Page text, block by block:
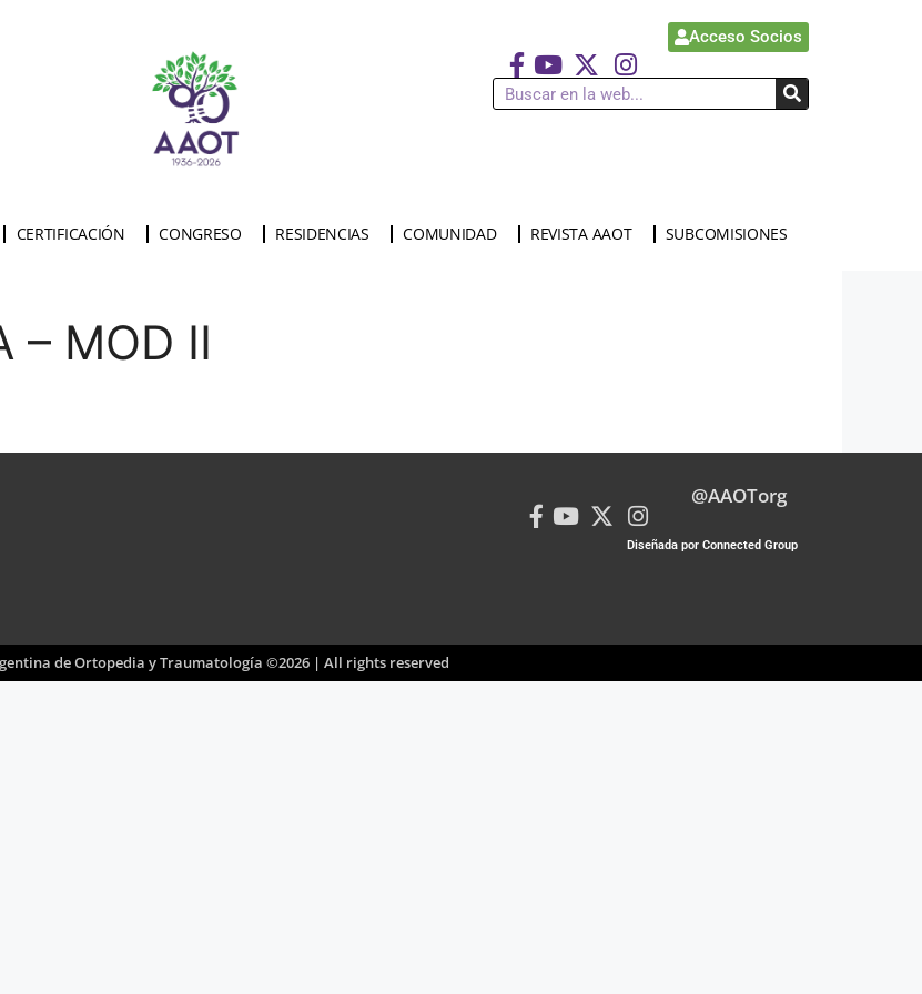
Acceso Socios
CERTIFICACIÓN CONGRESO RESIDENCIAS COMUNIDAD REVISTA AAOT SUBCOMISIONES
– MOD II
@AAOTorg
Diseñada por Connected Group
de Ortopedia y Traumatología ©2026 | All rights reserved